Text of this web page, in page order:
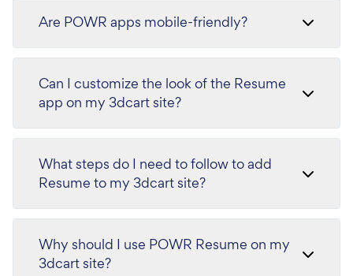
Are POWR apps mobile-friendly?
Can I customize the look of the Resume
app on my 3dcart site?
What steps do I need to follow to add
Resume to my 3dcart site?
Why should I use POWR Resume on my
3dcart site?